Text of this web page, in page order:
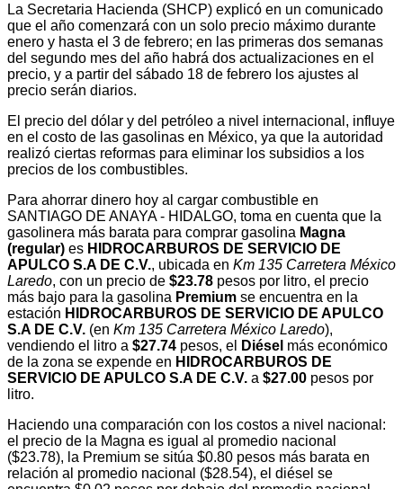
La Secretaria Hacienda (SHCP) explicó en un comunicado
que el año comenzará con un solo precio máximo durante
enero y hasta el 3 de febrero; en las primeras dos semanas
del segundo mes del año habrá dos actualizaciones en el
precio, y a partir del sábado 18 de febrero los ajustes al
precio serán diarios.
El precio del dólar y del petróleo a nivel internacional, influye
en el costo de las gasolinas en México, ya que la autoridad
realizó ciertas reformas para eliminar los subsidios a los
precios de los combustibles.
Para ahorrar dinero hoy al cargar combustible en
SANTIAGO DE ANAYA - HIDALGO, toma en cuenta que la
gasolinera más barata para comprar gasolina Magna
(regular) es HIDROCARBUROS DE SERVICIO DE
APULCO S.A DE C.V., ubicada en Km 135 Carretera México
Laredo, con un precio de $23.78 pesos por litro, el precio
más bajo para la gasolina Premium se encuentra en la
estación HIDROCARBUROS DE SERVICIO DE APULCO
S.A DE C.V. (en Km 135 Carretera México Laredo),
vendiendo el litro a $27.74 pesos, el Diésel más económico
de la zona se expende en HIDROCARBUROS DE
SERVICIO DE APULCO S.A DE C.V. a $27.00 pesos por
litro.
Haciendo una comparación con los costos a nivel nacional:
el precio de la Magna es igual al promedio nacional
($23.78), la Premium se sitúa $0.80 pesos más barata en
relación al promedio nacional ($28.54), el diésel se